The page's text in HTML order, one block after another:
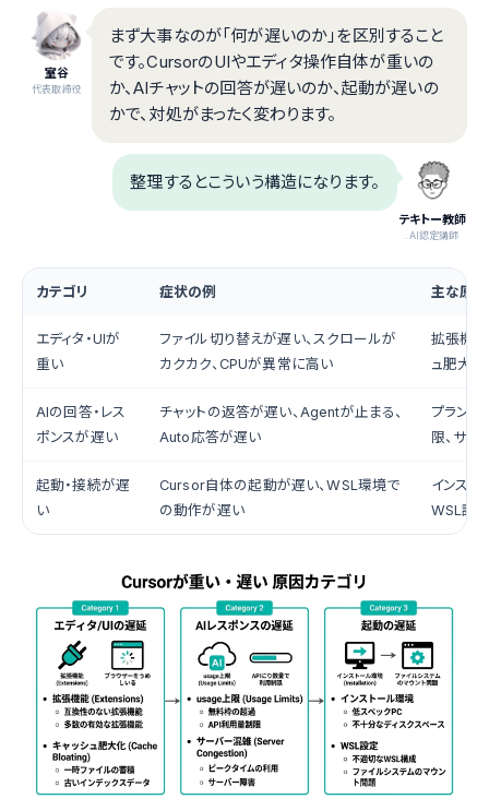
室谷
代表取締役
まず大事なのが「何が遅いのか」を区別すること
です。CursorのUIやエディタ操作自体が重いの
か、AIチャットの回答が遅いのか、起動が遅いの
かで、対処がまったく変わります。
テキトー教師
.AI認定講師
整理するとこういう構造になります。
カテゴリ 症状の例 主な原因
エディタ・UIが
重い
ファイル切り替えが遅い、スクロールが
カクカク、CPUが異常に高い
拡張機能
ュ肥大化
AIの回答・レス
ポンスが遅い
チャットの返答が遅い、Agentが止まる、
Auto応答が遅い
プラン
限、サー
起動・接続が遅
い
Cursor自体の起動が遅い、WSL環境で
の動作が遅い
インスト
WSL設